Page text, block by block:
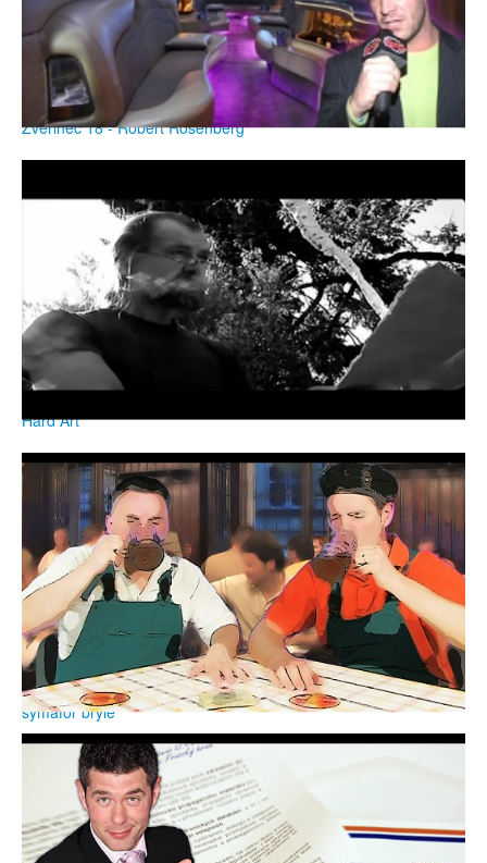
Zvěřinec 18 - Robert Rosenberg
Hard Art
symafor brýle